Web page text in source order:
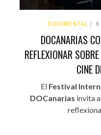
DOCUMENTAL 6
DOCANARIAS
REFLEXIONAR
CINE
El Festival
DOCanarias invita